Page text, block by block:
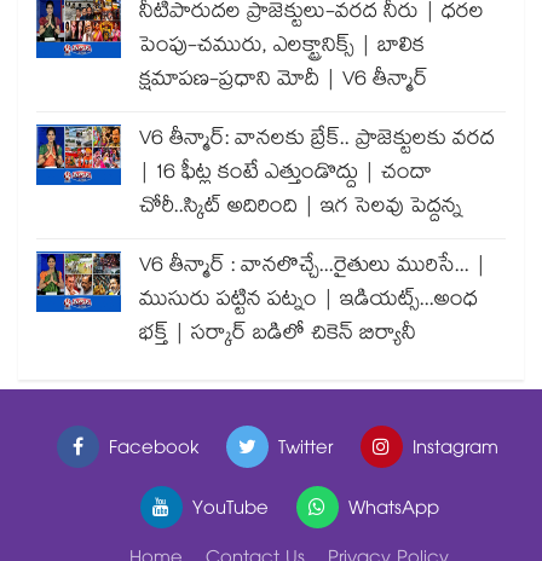
నీటిపారుదల ప్రాజెక్టులు-వరద నీరు | ధరల
పెంపు-చమురు, ఎలక్ట్రానిక్స్ | బాలిక
క్షమాపణ-ప్రధాని మోదీ | V6 తీన్మార్
V6 తీన్మార్: వానలకు బ్రేక్.. ప్రాజెక్టులకు వరద
| 16 ఫీట్ల కంటే ఎత్తుండొద్దు | చందా
చోరీ..స్కిట్ అదిరింది | ఇగ సెలవు పెద్దన్న
V6 తీన్మార్ : వానలొచ్చే...రైతులు మురిసే... |
ముసురు పట్టిన పట్నం | ఇడియట్స్...అంధ
భక్త్ | సర్కార్ బడిలో చికెన్ బిర్యానీ
Facebook Twitter
Instagram
YouTube
WhatsApp